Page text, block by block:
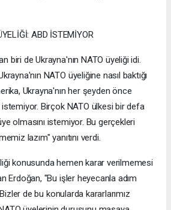
ABD İSTEMİYOR
biri de Ukrayna'nın NATO üyeliği idi.
NATO üyeliğine nasıl baktığı
Ukrayna'nın her şeyden önce
istemiyor. Birçok NATO ülkesi bir defa
olmasını istemiyor. Bu gerçekleri
lazım" yanıtını verdi.
konusunda hemen karar verilmemesi
Erdoğan, "Bu işler heyecanla adım
de bu konularda kararlarımız